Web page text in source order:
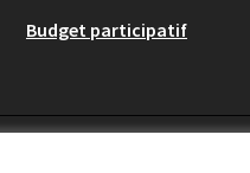
Budget participatif